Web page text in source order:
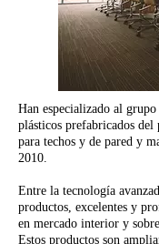
Han especializado al
plásticos prefabricados
para techos y de pared y
2010.
Entre la tecnología
productos, excelentes y
en mercado interior y
Estos productos son